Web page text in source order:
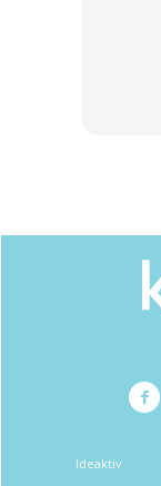
sebegini.
Ideaktiv